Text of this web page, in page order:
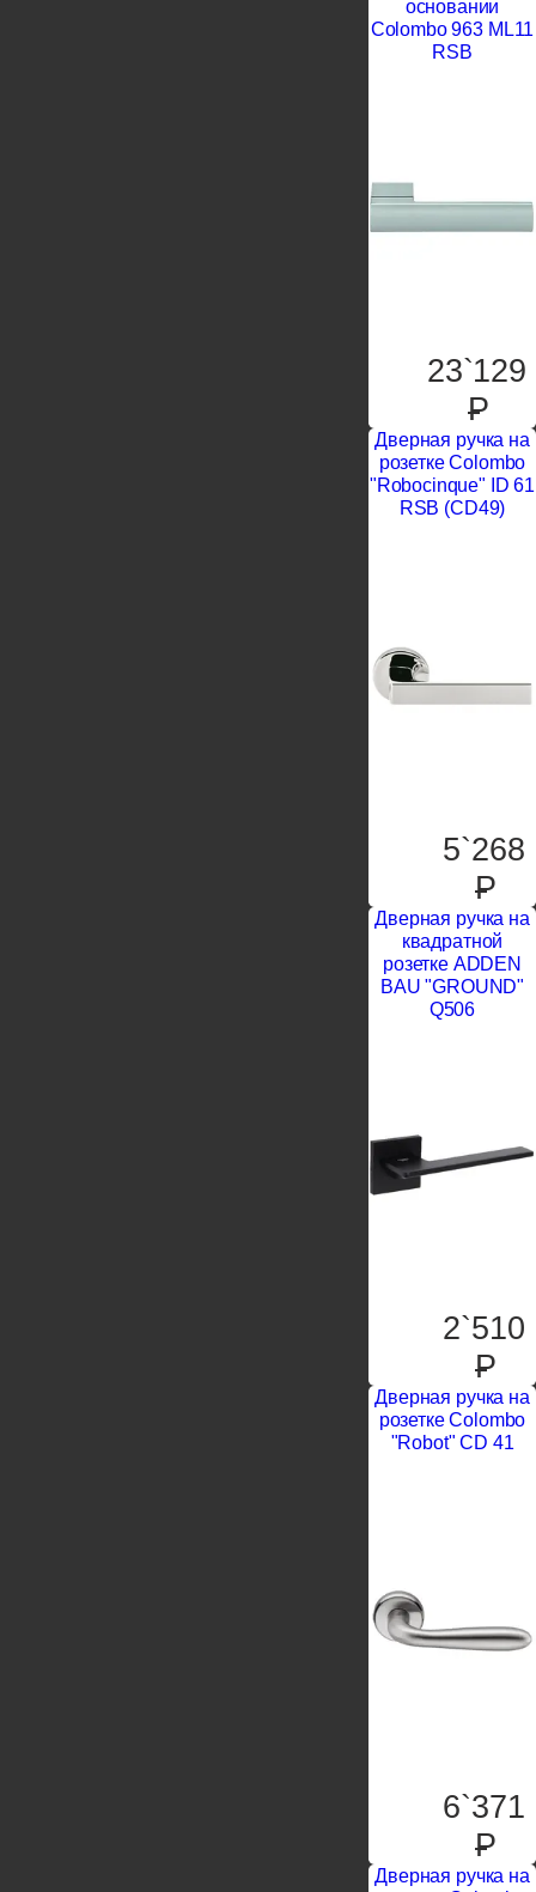
основании
Colombo 963 ML11
RSB
23`129
P
Дверная ручка на
розетке Colombo
"Robocinque" ID 61
RSB (CD49)
5`268
P
Дверная ручка на
квадратной
розетке ADDEN
BAU "GROUND"
Q506
2`510
P
Дверная ручка на
розетке Colombo
"Robot" CD 41
6`371
P
Дверная ручка на